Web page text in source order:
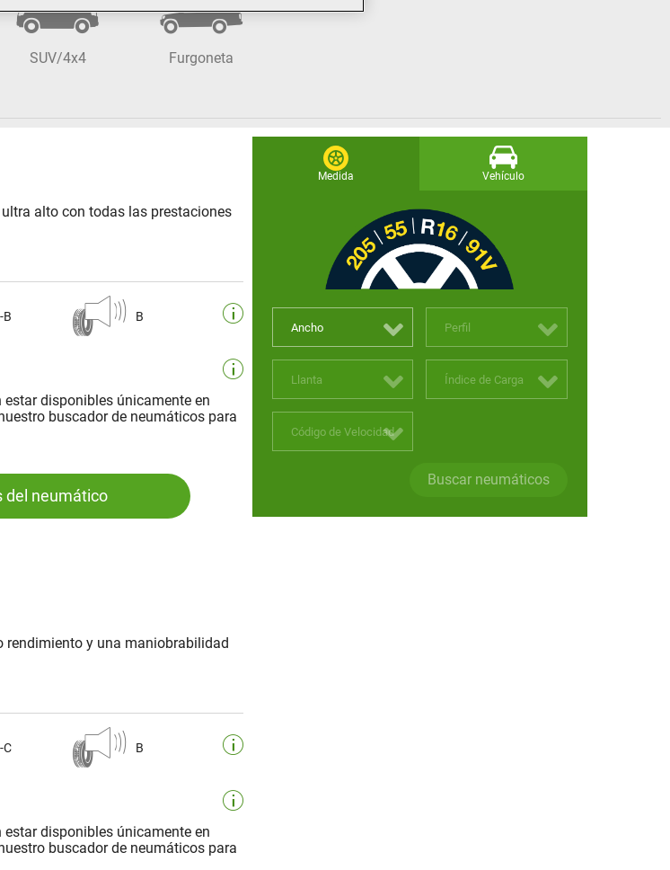
SUV/4x4 Furgoneta
alto con todas las prestaciones
B B
disponibles únicamente en
buscador de neumáticos para
del neumático
rendimiento y una maniobrabilidad
C B
disponibles únicamente en
buscador de neumáticos para
Medida Vehículo
Ancho Perfil
Llanta Índice de Carga
Código de Velocidad
Buscar neumáticos